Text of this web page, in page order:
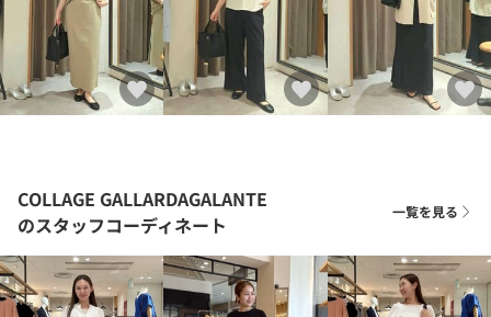
COLLAGE GALLARDAGALANTE
のスタッフコーディネート
一覧を見る